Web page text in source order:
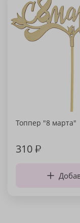
Топпер "8 марта"
310₽